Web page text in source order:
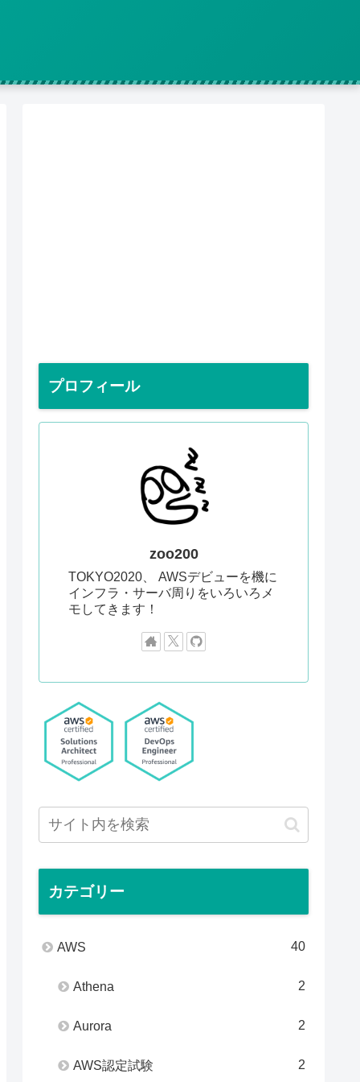
プロフィール
zoo200
TOKYO2020、 AWSデビューを機に
インフラ・サーバ周りをいろいろメ
モしてきます！
カテゴリー
AWS 40
Athena 2
Aurora 2
AWS認定試験 2